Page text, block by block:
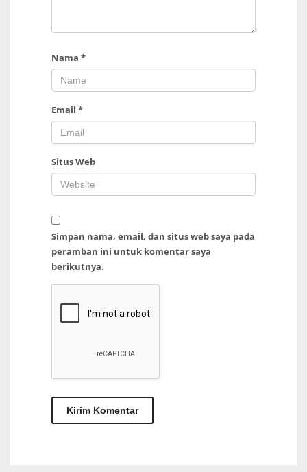
Nama *
Email *
Situs Web
Simpan nama, email, dan situs web saya pada
peramban ini untuk komentar saya
berikutnya.